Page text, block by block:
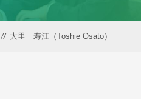
// 大里 寿江（Toshie Osato）